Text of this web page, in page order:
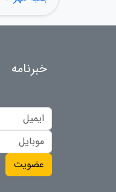
خبرنامه
عضویت